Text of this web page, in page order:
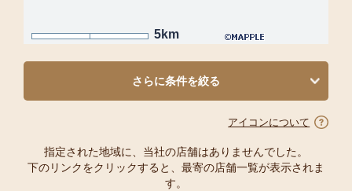
5km
さらに条件を絞る
アイコンについて
指定された地域に、当社の店舗はありませんでした。
下のリンクをクリックすると、最寄の店舗一覧が表示されま
す。